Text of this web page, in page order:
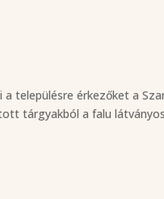
településre érkezőket a
tárgyakból a falu